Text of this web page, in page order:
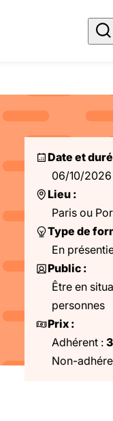
Date et
06/10/
Lieu :
Paris ou
Type de
En
Public :
Être en
personnes
Prix :
Adhérent :
Non-